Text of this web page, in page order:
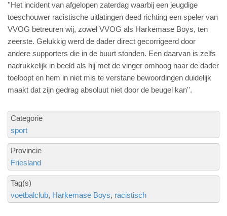
''Het incident van afgelopen zaterdag waarbij een jeugdige
toeschouwer racistische uitlatingen deed richting een speler van
VVOG betreuren wij, zowel VVOG als Harkemase Boys, ten
zeerste. Gelukkig werd de dader direct gecorrigeerd door
andere supporters die in de buurt stonden. Een daarvan is zelfs
nadrukkelijk in beeld als hij met de vinger omhoog naar de dader
toeloopt en hem in niet mis te verstane bewoordingen duidelijk
maakt dat zijn gedrag absoluut niet door de beugel kan''.
Categorie
sport
Provincie
Friesland
Tag(s)
voetbalclub Harkemase Boys racistisch